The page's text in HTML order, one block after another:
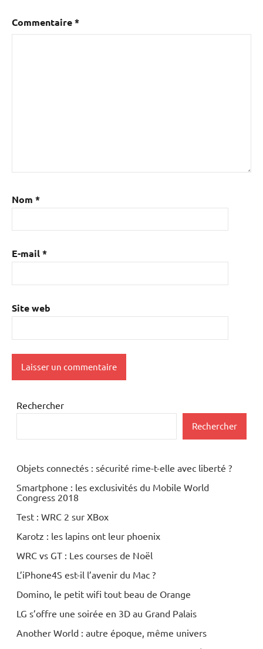
Commentaire*
Nom *
E-mail*
Site web
Rechercher
Rechercher
Objets connectés : sécurité rime-t-elle avec liberté ?
Smartphone : les exclusivités du Mobile World
Congress 2018
Test : WRC 2 sur XBox
Karotz : les lapins ont leur phoenix
WRC vs GT : Les courses de Noël
L’iPhone4S est-il l’avenir du Mac ?
Domino, le petit wifi tout beau de Orange
LG s’offre une soirée en 3D au Grand Palais
Another World : autre époque, même univers